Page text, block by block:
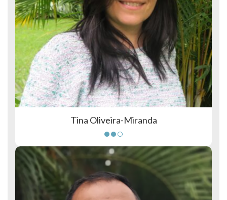
Tina Oliveira-Miranda